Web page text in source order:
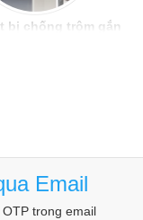
Email
trong email